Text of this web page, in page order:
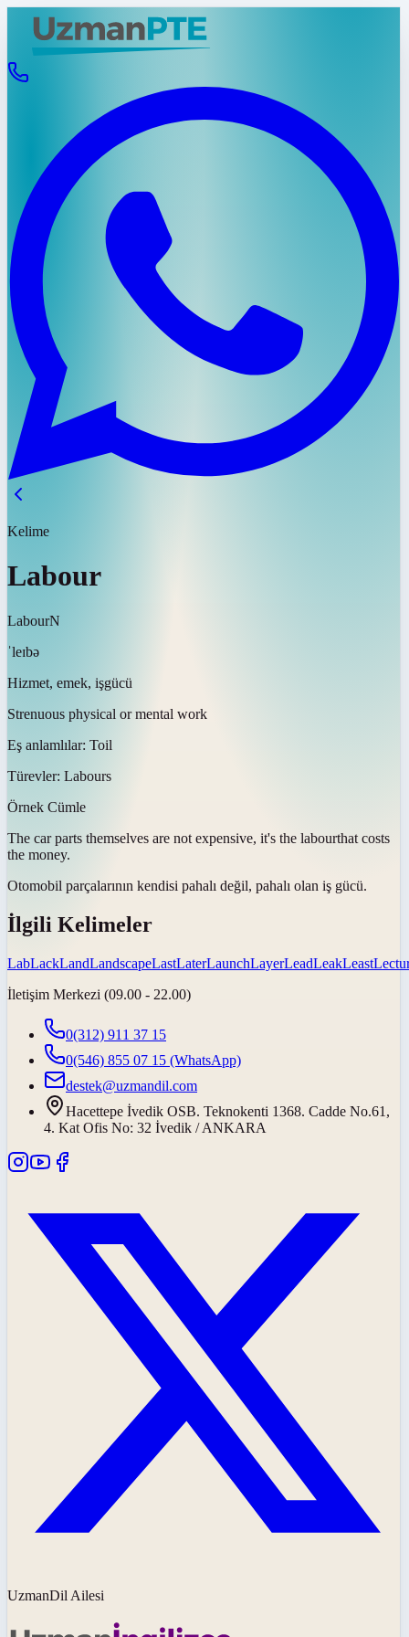
Kelime
Labour
LabourN
ˈleɪbə
Hizmet, emek, işgücü
Strenuous physical or mental work
Eş anlamlılar: Toil
Türevler: Labours
Örnek Cümle
The car parts themselves are not expensive, it's the labourthat costs
the money.
Otomobil parçalarının kendisi pahalı değil, pahalı olan iş gücü.
İlgili Kelimeler
LabLackLandLandscapeLastLaterLaunchLayerLeadLeakLeast
İletişim Merkezi (09.00 - 22.00)
0(312) 911 37 15
0(546) 855 07 15 (WhatsApp)
destek@uzmandil.com
Hacettepe İvedik OSB. Teknokenti 1368. Cadde No.61,
4. Kat Ofis No: 32 İvedik / ANKARA
UzmanDil Ailesi